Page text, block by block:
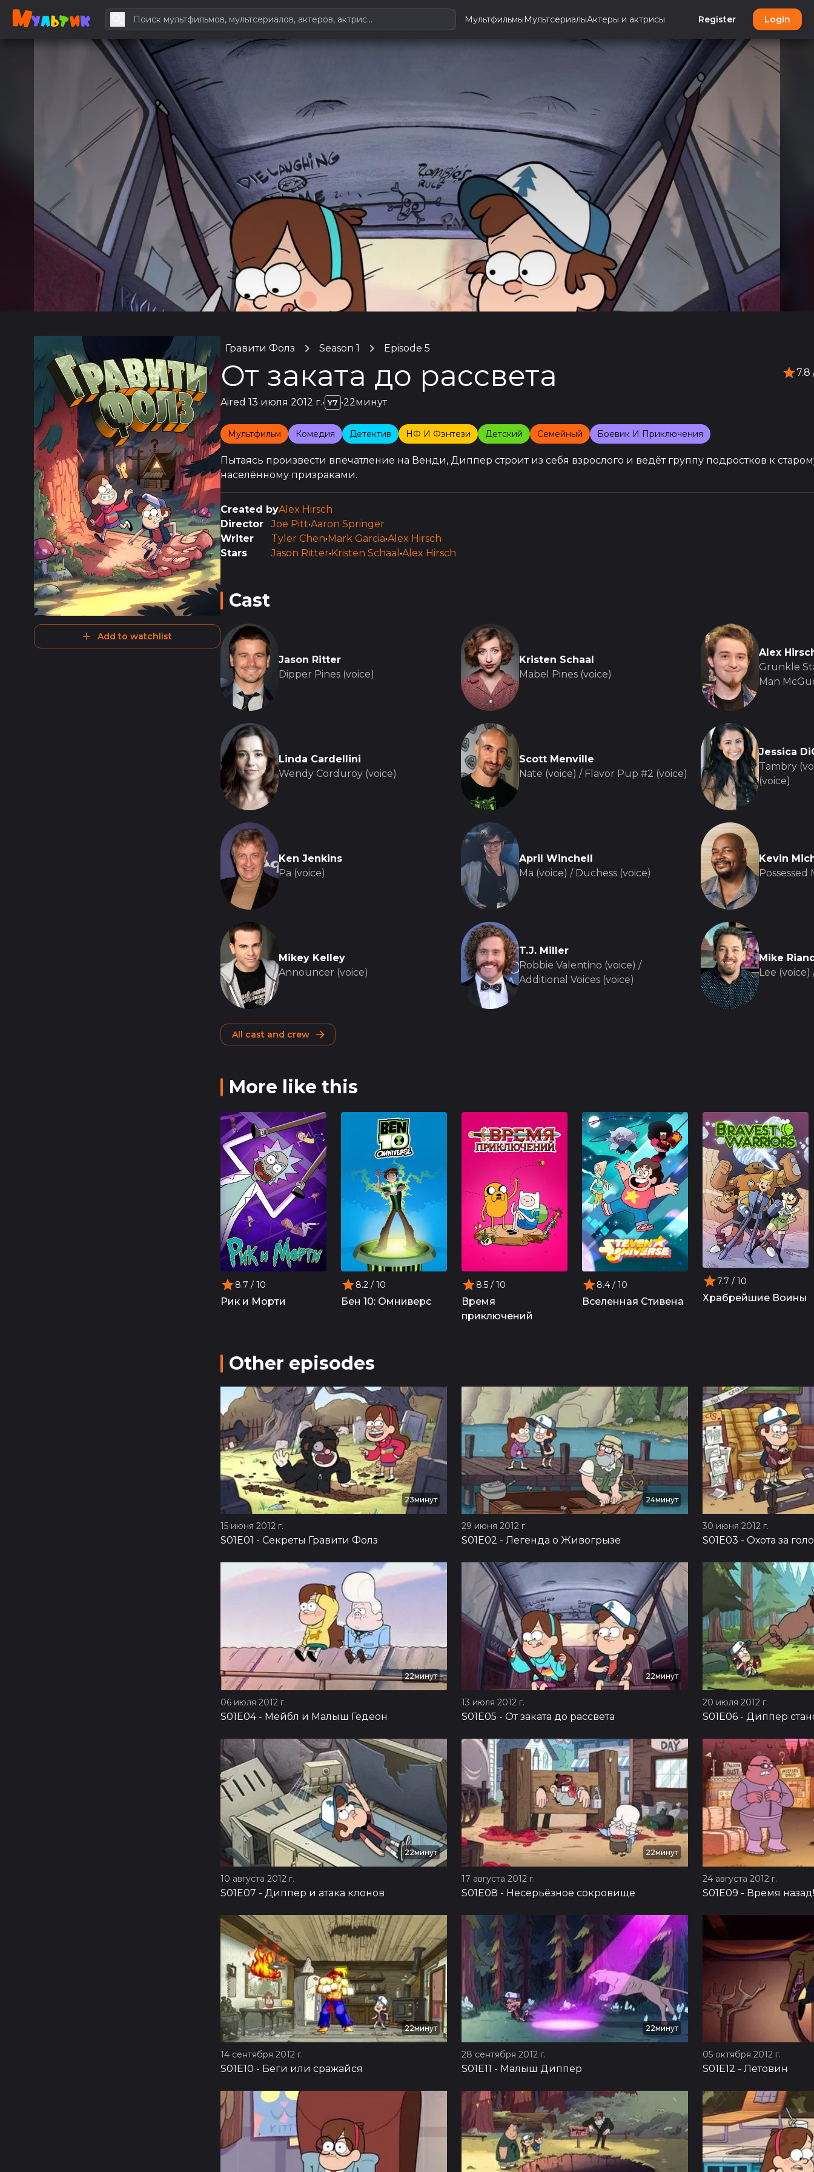
МультфильмыМультсериалыАктеры и актрисы Register Login
Add to watchlist
Гравити Фолз Season 1 Episode 5
От заката до рассвета
Aired 13 июля 2012 г.• Y7 •22минут
7.8
Мультфильм Комедия Детектив НФ И Фэнтези Детский Семейный Боевик И Приключения
Пытаясь произвести впечатление на Венди, Диппер строит из себя взрослого и ведёт группу подростков к
населённому призраками.
Created byAlex Hirsch
Director
Joe Pitt•Aaron Springer
Writer
Tyler Chen•Mark Garcia•Alex Hirsch
Stars
Jason Ritter•Kristen Schaal •Alex Hirsch
Cast
Jason Ritter
Dipper Pines (voice)
Kristen Schaal
Mabel Pines (voice)
Alex
Grunkle
Man
Linda Cardellini
Wendy Corduroy (voice)
Scott Menville
Nate (voice) / Flavor Pup #2 (voice)
Jessica
Tambry
(voice)
Ken Jenkins
Pa (voice)
April Winchell
Ma (voice) / Duchess (voice)
Kevin
Possessed
Mikey Kelley
Announcer (voice)
T.J. Miller
Robbie Valentino (voice) /
Additional Voices (voice)
Mike
Lee
All cast and crew
More like this
8.7 / 10
Рик и Морти
8.2 / 10
Бен 10: Омниверс
8.5 / 10
Время
приключений
8.4 / 10
Вселенная Стивена
7.7 / 10
Храбрейшие Воины
Other episodes
23минут
15 июня 2012 г.
S01E01 - Секреты Гравити Фолз
24минут
29 июня 2012 г.
S01E02 - Легенда о Живогрызе
30 июня 2012 г.
S01E03 - Охота за
22минут
06 июля 2012 г.
S01E04- Мейбл и Малыш Гедеон
22минут
13 июля 2012 г.
S01E05 - От заката до рассвета
20 июля 2012 г.
S01E06 - Диппер
22минут
10 августа 2012 г.
S01E07 - Диппер и атака клонов
22минут
17 августа 2012 г.
S01E08 - Несерьёзное сокровище
24 августа 2012 г.
S01E09 - Время назад!
22минут
14 сентября 2012 г.
S01E10 - Беги или сражайся
22минут
28 сентября 2012 г.
S01E11 - Малыш Диппер
05 октября 2012 г.
S01E12 - Летовин